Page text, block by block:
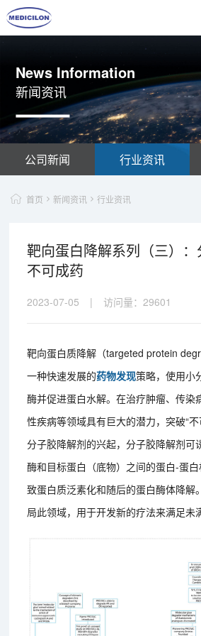
News Information
新闻资讯
公司新闻 行业资讯
首页 新闻资讯 行业资讯
靶向蛋白降解系列（三）
不可成药
2023-07-05 | 访问量： 29601
靶向蛋白质降解（targeted protein
一种快速发展的药物发现策略，使用小
酶并促进蛋白水解。在治疗肿瘤、传染
性疾病等领域具有巨大的潜力，突破“
分子胶降解剂的兴起，分子胶降解剂可
酶和目标蛋白（底物）之间的蛋白-蛋
致蛋白质泛素化和随后的蛋白酶体降解
局此领域，用于开发新的疗法来满足未